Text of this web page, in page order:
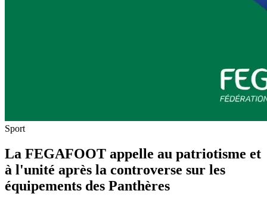
Sport
La FEGAFOOT appelle au patriotisme et
à l'unité après la controverse sur les
équipements des Panthères